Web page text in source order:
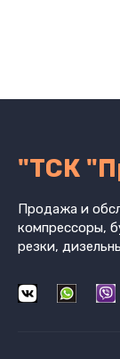
"ТСК
Продажа и
компрессоры,
резки,